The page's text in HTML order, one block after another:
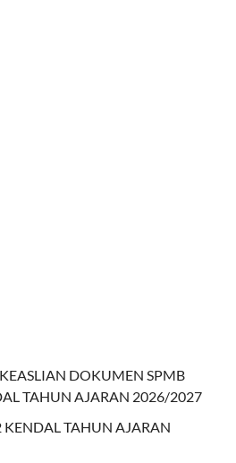
DOKUMEN SPMB
TAHUN AJARAN 2026/2027
KENDAL TAHUN AJARAN